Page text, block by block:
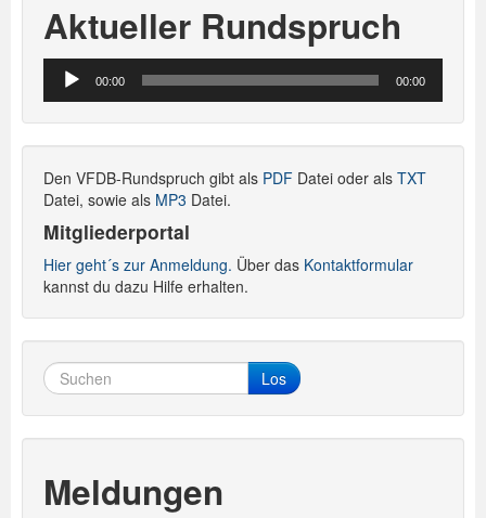
Aktueller Rundspruch
Audio-
Player
00:00 00:00
Den VFDB-Rundspruch gibt als PDF Datei oder als TXT
Datei, sowie als MP3 Datei.
Mitgliederportal
Hier geht´s zur Anmeldung. Über das Kontaktformular
kannst du dazu Hilfe erhalten.
Los
Meldungen